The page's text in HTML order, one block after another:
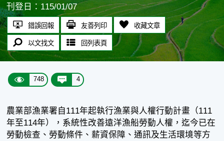
刊登日：115/01/07
錯誤回報 友善列印 收藏文章
以文找文 回列表頁
748 4
農業部漁業署自111年起執行漁業與人權行動計畫（111
年至114年），系統性改善遠洋漁船勞動人權，迄今已在
勞動檢查、勞動條件、薪資保障、通訊及生活環境等方